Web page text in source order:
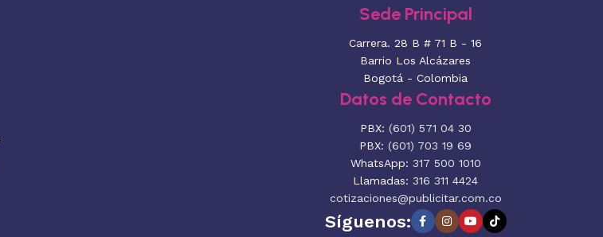
Sede Principal
Carrera. 28 B # 71 B - 16
Barrio Los Alcázares
Bogotá - Colombia
Datos de Contacto
PBX: (601) 571 04 30
PBX: (601) 703 19 69
WhatsApp: 317 500 1010
Llamadas:316 311 4424
cotizaciones@publicitar.com.co
Síguenos: